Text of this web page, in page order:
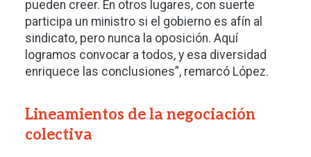
pueden creer. En otros lugares, con suerte
participa un ministro si el gobierno es afín al
sindicato, pero nunca la oposición. Aquí
logramos convocar a todos, y esa diversidad
enriquece las conclusiones”, remarcó López.
Lineamientos de la negociación
colectiva